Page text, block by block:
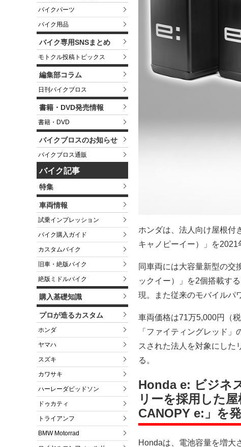
バイクパーツ
バイク用品
バイク専用SNSまとめ
モトクル投稿トピックス
編集部コラム
日刊バイクブロス
書籍・DVD発売情報
書籍・DVD
バイクブロスのお知らせ
バイクブロス通販
バイク記事
特集
車両情報
試乗インプレッション
バイク購入ガイド
カスタムバイク
旧車・絶版バイク
絶版ミドルバイク
購入基礎知識
プロが造るカスタム
ホンダ
ヤマハ
スズキ
カワサキ
ハーレーダビッドソン
ドゥカティ
トライアンフ
BMW Motorrad
ホンダは、法人向け屋根付
キャノピーイー）」を2021
同車両には大容量新型の交
ックイー）」を2個搭載す
現。また従来のモバイルパ
車両価格は71万5,000円（
「ファイティングレッド
スされた法人を対象にした
る。
Honda e: ビジネ
リーを採用した
CANOPY e:」を
Hondaは、電池容量を増大